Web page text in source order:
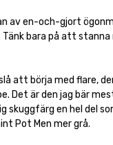
av en-och-gjort
bara på att stanna
att börja med flare,
Det är den jag bär
skuggfärg en hel del
Pot Men mer grå.